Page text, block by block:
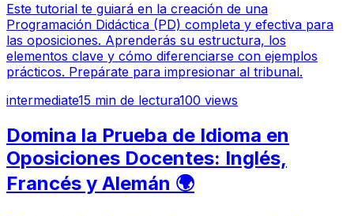
Este tutorial te guiará en la creación de una
Programación Didáctica (PD) completa y efectiva para
las oposiciones. Aprenderás su estructura, los
elementos clave y cómo diferenciarse con ejemplos
prácticos. Prepárate para impresionar al tribunal.
intermediate15 min de lectura100 views
Domina la Prueba de Idioma en
Oposiciones Docentes: Inglés,
Francés y Alemán 🌍